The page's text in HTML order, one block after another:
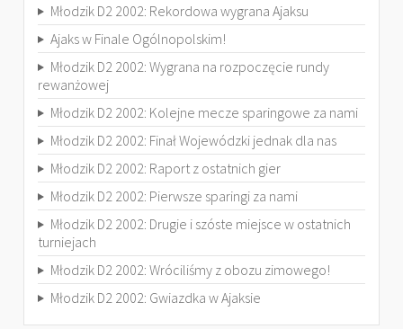
Młodzik D2 2002: Rekordowa wygrana Ajaksu
Ajaks w Finale Ogólnopolskim!
Młodzik D2 2002: Wygrana na rozpoczęcie rundy
rewanżowej
Młodzik D2 2002: Kolejne mecze sparingowe za nami
Młodzik D2 2002: Finał Wojewódzki jednak dla nas
Młodzik D2 2002: Raport z ostatnich gier
Młodzik D2 2002: Pierwsze sparingi za nami
Młodzik D2 2002: Drugie i szóste miejsce w ostatnich
turniejach
Młodzik D2 2002: Wróciliśmy z obozu zimowego!
Młodzik D2 2002: Gwiazdka w Ajaksie